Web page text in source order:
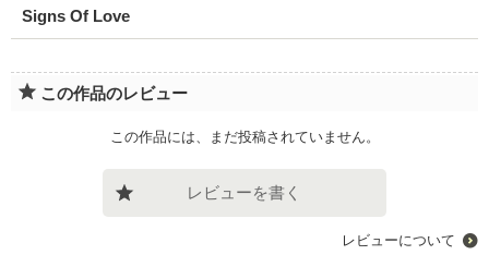
Signs Of Love
この作品のレビュー
この作品には、まだ投稿されていません。
レビューを書く
レビューについて